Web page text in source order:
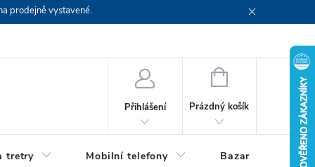
prodejně vystavené.
Přihlášení
NÁKUPNÍ
Prázdný košík
tretry Mobilní telefony Bazar Servis